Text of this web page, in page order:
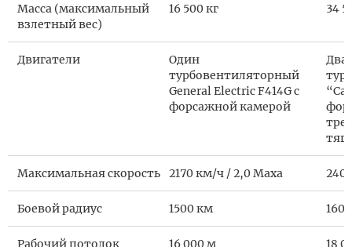
Масса (максимальный
взлетный вес)
16 500 кг 34
Двигатели
Один
турбовентиляторный
General Electric F414G с
форсажной камерой
Два
Максимальная скорость 2170 км/ч / 2,0 Маха
Боевой радиус 1500 км
Рабочий потолок 16 000 м 18